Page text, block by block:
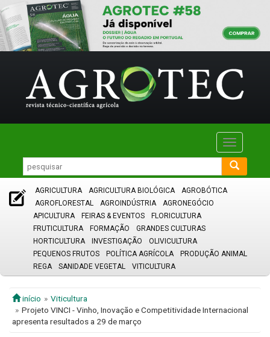
Toggle
AGRICULTURA AGRICULTURA BIOLÓGICA
AGROBÓTICA
AGROFLORESTAL
AGROINDÚSTRIA
AGRONEGÓCIO
APICULTURA
FEIRAS & EVENTOS
FLORICULTURA
FRUTICULTURA
FORMAÇÃO
GRANDES CULTURAS
HORTICULTURA
INVESTIGAÇÃO
OLIVICULTURA
PEQUENOS FRUTOS
POLÍTICA AGRÍCOLA
PRODUÇÃO ANIMAL
REGA
SANIDADE VEGETAL VITICULTURA
início
Viticultura
Projeto VINCI - Vinho, Inovação e Competitividade Internacional
apresenta resultados a 29 de março